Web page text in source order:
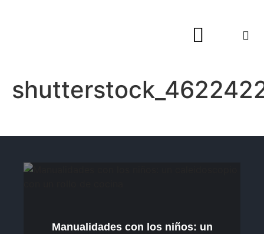
Manualidades con los niños: un